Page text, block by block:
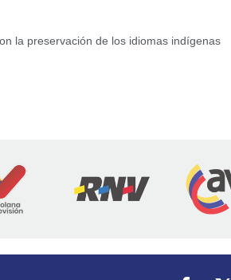
la preservación de los idiomas indígenas